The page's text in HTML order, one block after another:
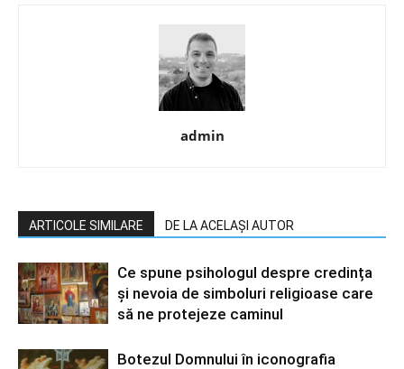
admin
ARTICOLE SIMILARE DE LA ACELAȘI AUTOR
Ce spune psihologul despre credința
și nevoia de simboluri religioase care
să ne protejeze caminul
Botezul Domnului în iconografia